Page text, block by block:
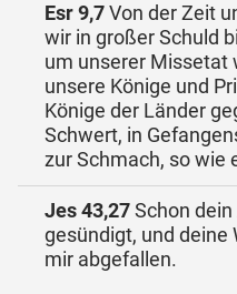
Esr 9,7Von der Zeit
wir in großer Schuld
um unserer Missetat
unsere Könige und
Könige der Länder
Schwert, in
zur Schmach, so wie
Jes 43,27Schon
gesündigt, und deine
mir abgefallen.